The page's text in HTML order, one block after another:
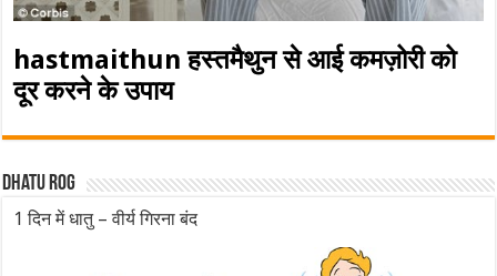
hastmaithun हस्तमैथुन से आई कमज़ोरी को
दूर करने के उपाय
Dhatu rog
1 दिन में धातु – वीर्य गिरना बंद